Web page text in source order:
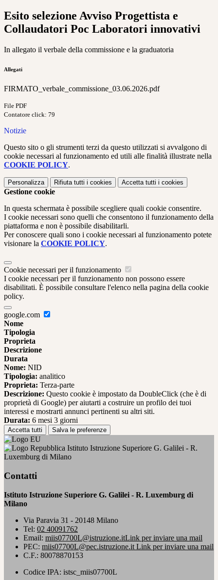
Esito selezione Avviso Progettista e
Collaudatori Poc Laboratori innovativi
In allegato il verbale della commissione e la graduatoria
Allegati
FIRMATO_verbale_commissione_03.06.2026.pdf
File PDF
Contatore click: 79
Notizie
Questo sito o gli strumenti terzi da questo utilizzati si avvalgono di
cookie necessari al funzionamento ed utili alle finalità illustrate nella
COOKIE POLICY.
Personalizza Rifiuta tutti i cookies Accetta tutti i cookies
Gestione cookie
In questa schermata è possibile scegliere quali cookie consentire.
I cookie necessari sono quelli che consentono il funzionamento della
piattaforma e non è possibile disabilitarli.
Per conoscere quali sono i cookie necessari al funzionamento potete
visionare la COOKIE POLICY.
Cookie necessari per il funzionamento
I cookie necessari per il funzionamento non possono essere
disabilitati. È possibile consultare l'elenco nella pagina della cookie
policy.
google.com
Nome
Tipologia
Proprieta
Descrizione
Durata
Nome: NID
Tipologia: analitico
Proprieta: Terza-parte
Descrizione: Questo cookie è impostato da DoubleClick (che è di
proprietà di Google) per aiutarti a costruire un profilo dei tuoi
interessi e mostrarti annunci pertinenti su altri siti.
Durata: 6 mesi 3 giorni
Accetta tutti Salva le preferenze
Istituto Istruzione Superiore G. Galilei - R.
Luxemburg di Milano
Contatti
Istituto Istruzione Superiore G. Galilei - R. Luxemburg di
Milano
Via Paravia 31 - 20148 Milano
Tel: 02 40091762
Email: miis07700L@istruzione.itLink per inviare una mail
PEC: miis07700L@pec.istruzione.it Link per inviare una mail
C.F.: 80078870153
Codice IPA: istsc_miis07700L